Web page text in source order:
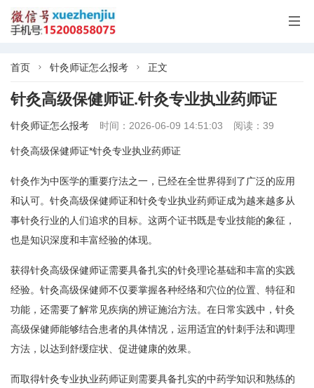

首页  针灸师证怎么报考  正文
针灸高级保健师证.针灸专业执业药师证
针灸师证怎么报考 时间：2026-06-09 14:51:03 阅读：39
针灸高级保健师证*针灸专业执业药师证
针灸作为中医学的重要疗法之一，已经在全世界得到了广泛的应用
和认可。针灸高级保健师证和针灸专业执业药师证成为越来越多从
事针灸行业的人们追求的目标。这两个证书既是专业技能的象征，
也是知识深度和丰富经验的体现。
获得针灸高级保健师证需要具备扎实的针灸理论基础和丰富的实践
经验。针灸高级保健师不仅要掌握各种经络和穴位的位置、特征和
功能，还需要了解常见疾病的辨证施治方法。在日常实践中，针灸
高级保健师能够结合患者的具体情况，运用适宜的针刺手法和调理
方法，以达到舒缓症状、促进健康的效果。
而取得针灸专业执业药师证则需要具备扎实的中药学知识和熟练的